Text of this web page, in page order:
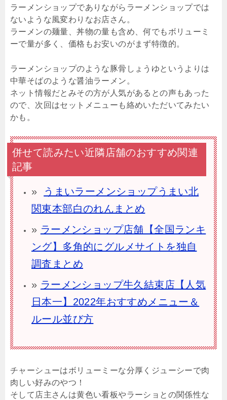
ラーメンショップでありながらラーメンショップでは
ないような風変わりなお店さん。
ラーメンの麺量、丼物の量も含め、何でもボリューミ
ーで量が多く、価格もお安いのがまず特徴的。
ラーメンショップのような豚骨しょうゆというよりは
中華そばのような醤油ラーメン。
ネット情報だとみその方が人気があるとの声もあった
ので、次回はセットメニューも絡めいただいてみたい
かも。
併せて読みたい近隣店舗のおすすめ関連
記事
»
うまいラーメンショップうまい北
関東本部白のれんまとめ
» ラーメンショップ店舗【全国ランキ
ング】多角的にグルメサイトを独自
調査まとめ
» ラーメンショップ牛久結束店【人気
日本一】2022年おすすめメニュー＆
ルール並び方
チャーシューはボリューミーな分厚くジューシーで肉
肉しい好みのやつ！
そして店主さんは黄色い看板やラーショとの関係性な